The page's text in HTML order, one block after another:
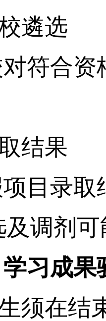
遴选
符合资
结果
项目录
及调剂可
学习成
须在结